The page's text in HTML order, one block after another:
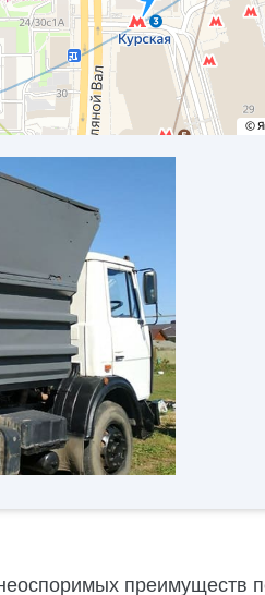
преимуществ